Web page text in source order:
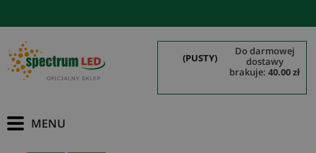
(PUSTY)
do darmowej
dostawy
brakuje: 40.00 zł